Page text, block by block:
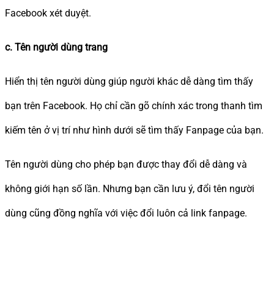
Facebook xét duyệt.
c. Tên người dùng trang
Hiển thị tên người dùng giúp người khác dễ dàng tìm thấy
bạn trên Facebook. Họ chỉ cần gõ chính xác trong thanh tìm
kiếm tên ở vị trí như hình dưới sẽ tìm thấy Fanpage của bạn.
Tên người dùng cho phép bạn được thay đổi dễ dàng và
không giới hạn số lần. Nhưng bạn cần lưu ý, đổi tên người
dùng cũng đồng nghĩa với việc đổi luôn cả link fanpage.